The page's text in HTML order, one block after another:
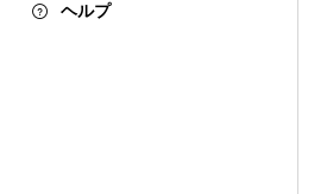
ヘルプ